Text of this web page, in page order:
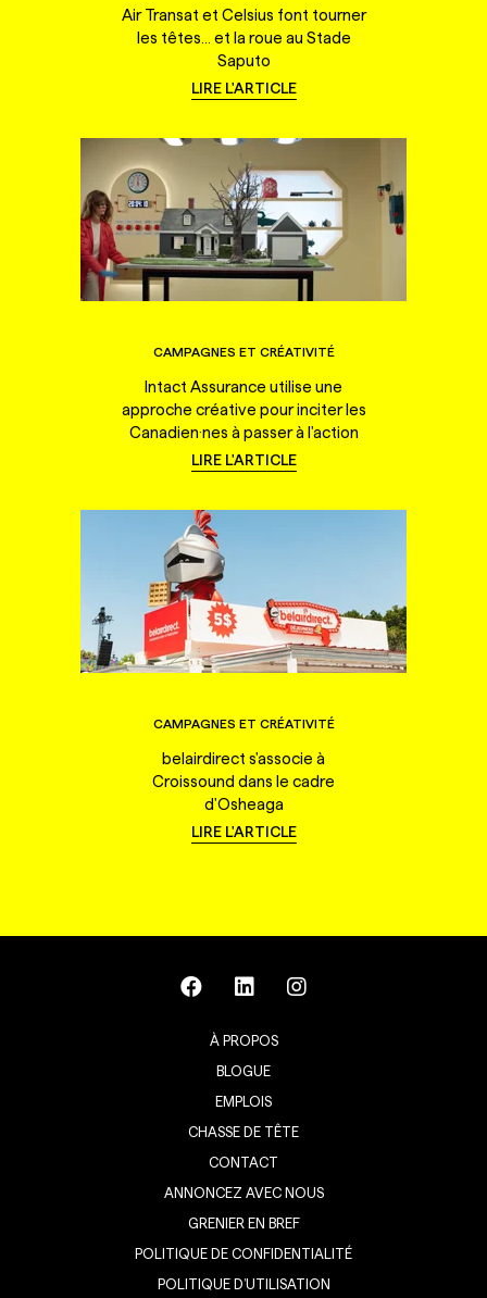
Air Transat et Celsius font tourner
les têtes... et la roue au Stade
Saputo
LIRE L'ARTICLE
CAMPAGNES ET CRÉATIVITÉ
Intact Assurance utilise une
approche créative pour inciter les
Canadien·nes à passer à l'action
LIRE L'ARTICLE
CAMPAGNES ET CRÉATIVITÉ
belairdirect s'associe à
Croissound dans le cadre
d'Osheaga
LIRE L'ARTICLE
À PROPOS
BLOGUE
EMPLOIS
CHASSE DE TÊTE
CONTACT
ANNONCEZ AVEC NOUS
GRENIER EN BREF
POLITIQUE DE CONFIDENTIALITÉ
POLITIQUE D’UTILISATION